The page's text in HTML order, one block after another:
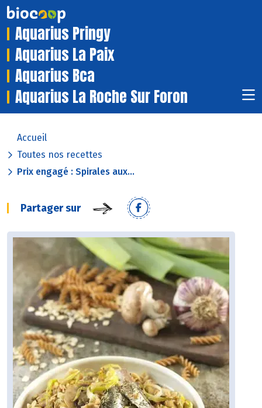
Aquarius Pringy
Aquarius La Paix
Aquarius Bca
Aquarius La Roche Sur Foron
Accueil
Toutes nos recettes
Prix engagé : Spirales aux...
Partager sur